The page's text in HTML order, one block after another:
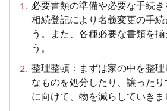
必要書類の準備や必要な手続
相続登記により名義変更の手続
う。また、各種必要な書類を揃
う。
整理整頓：まずは家の中を整
なものを処分したり、譲った
に向けて、物を減らしていきま